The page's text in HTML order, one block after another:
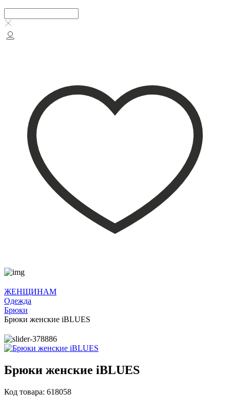
ЖЕНЩИНАМ
Одежда
Брюки
Брюки женские iBLUES
Брюки женские iBLUES
Код товара: 618058